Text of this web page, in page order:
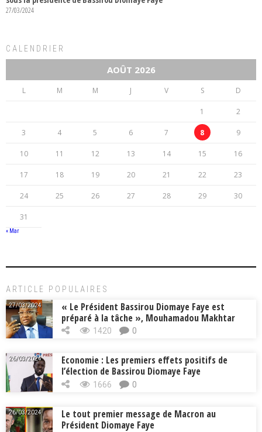
27/03/2024
CALENDRIER
AOÛT 2026
L M M J V S D
1 2
3 4 5 6 7 8 9
10 11 12 13 14 15 16
17 18 19 20 21 22 23
24 25 26 27 28 29 30
31
« Mar
ARTICLE POPULAIRES
27/03/2024
« Le Président Bassirou Diomaye Faye est
préparé à la tâche », Mouhamadou Makhtar
Cissé, Min. Intérieur
1420 0
26/03/2024
Economie : Les premiers effets positifs de
l’élection de Bassirou Diomaye Faye
1666 0
26/03/2024
Le tout premier message de Macron au
Président Diomaye Faye